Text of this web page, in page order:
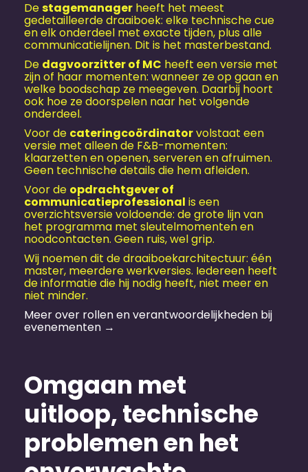
Destagemanager heeft het meest
gedetailleerde draaiboek: elke technische cue
en elk onderdeel met exacte tijden, plus alle
communicatielijnen. Dit is het masterbestand.
De dagvoorzitter of MC heeft een versie met
zijn of haar momenten: wanneer ze op gaan en
welke boodschap ze meegeven. Daarbij hoort
ook hoe ze doorspelen naar het volgende
onderdeel.
Voor de cateringcoördinatorvolstaat een
versie met alleen de F&B-momenten:
klaarzetten en openen, serveren en afruimen.
Geen technische details die hem afleiden.
Voor de opdrachtgever of
communicatieprofessional is een
overzichtsversie voldoende: de grote lijn van
het programma met sleutelmomenten en
noodcontacten. Geen ruis, wel grip.
Wij noemen dit de draaiboekarchitectuur: één
master, meerdere werkversies. Iedereen heeft
de informatie die hij nodig heeft, niet meer en
niet minder.
Meer over rollen en verantwoordelijkheden bij
evenementen →
Omgaan met
uitloop, technische
problemen en het